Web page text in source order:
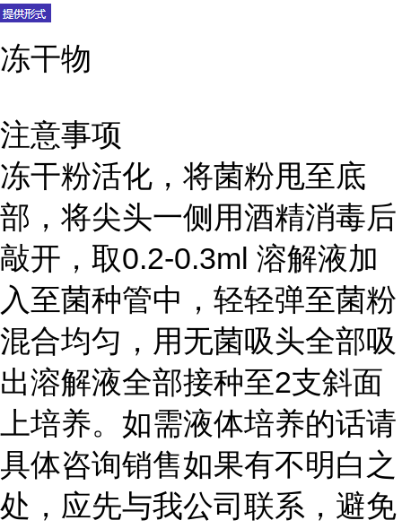
冻干物
注意事项
冻干粉活化，将菌粉甩至底
部，将尖头一侧用酒精消毒后
敲开，取0.2-0.3ml 溶解液加
入至菌种管中，轻轻弹至菌粉
混合均匀，用无菌吸头全部吸
出溶解液全部接种至2支斜面
上培养。如需液体培养的话请
具体咨询销售如果有不明白之
处，应先与我公司联系，避免